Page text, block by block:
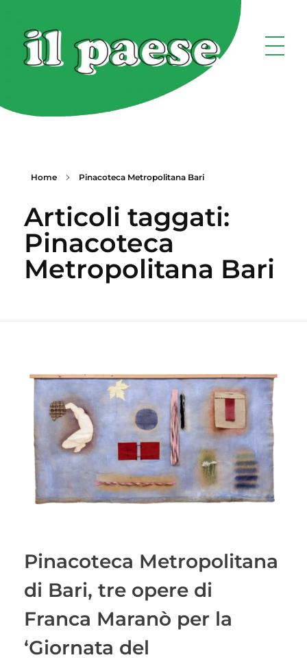
Home Pinacoteca Metropolitana Bari
Articoli taggati:
Pinacoteca
Metropolitana Bari
Pinacoteca Metropolitana
di Bari, tre opere di
Franca Maranò per la
‘Giornata del